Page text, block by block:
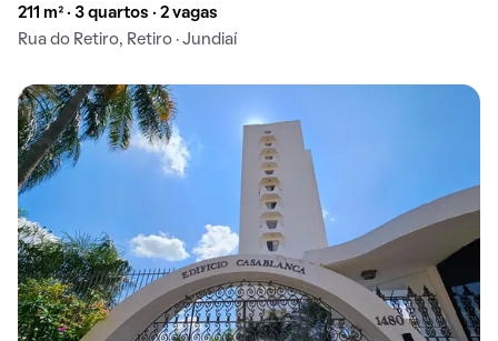
211 m² · 3 quartos · 2 vagas
Rua do Retiro, Retiro · Jundiaí